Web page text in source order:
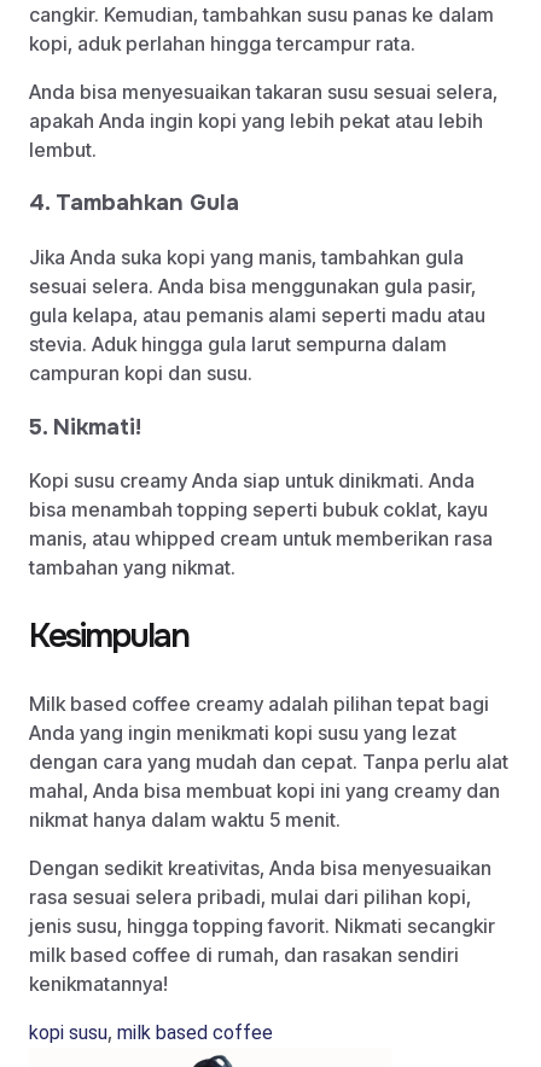
cangkir. Kemudian, tambahkan susu panas ke dalam
kopi, aduk perlahan hingga tercampur rata.
Anda bisa menyesuaikan takaran susu sesuai selera,
apakah Anda ingin kopi yang lebih pekat atau lebih
lembut.
4. Tambahkan Gula
Jika Anda suka kopi yang manis, tambahkan gula
sesuai selera. Anda bisa menggunakan gula pasir,
gula kelapa, atau pemanis alami seperti madu atau
stevia. Aduk hingga gula larut sempurna dalam
campuran kopi dan susu.
5. Nikmati!
Kopi susu creamy Anda siap untuk dinikmati. Anda
bisa menambah topping seperti bubuk coklat, kayu
manis, atau whipped cream untuk memberikan rasa
tambahan yang nikmat.
Kesimpulan
Milk based coffee creamy adalah pilihan tepat bagi
Anda yang ingin menikmati kopi susu yang lezat
dengan cara yang mudah dan cepat. Tanpa perlu alat
mahal, Anda bisa membuat kopi ini yang creamy dan
nikmat hanya dalam waktu 5 menit.
Dengan sedikit kreativitas, Anda bisa menyesuaikan
rasa sesuai selera pribadi, mulai dari pilihan kopi,
jenis susu, hingga topping favorit. Nikmati secangkir
milk based coffee di rumah, dan rasakan sendiri
kenikmatannya!
kopi susu, milk based coffee